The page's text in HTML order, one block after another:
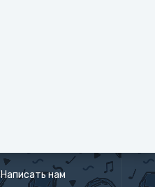
Написать нам